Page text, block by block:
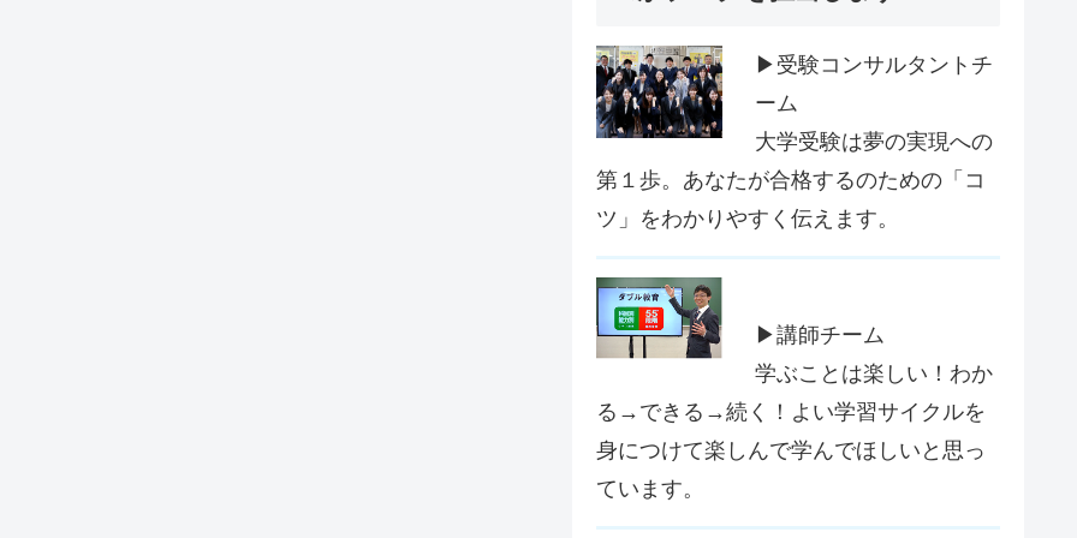
▶受験コンサルタントチ
ーム
大学受験は夢の実現への
第１歩。あなたが合格するのための「コ
ツ」をわかりやすく伝えます。
▶講師チーム
学ぶことは楽しい！わか
る→できる→続く！よい学習サイクルを
身につけて楽しんで学んでほしいと思っ
ています。